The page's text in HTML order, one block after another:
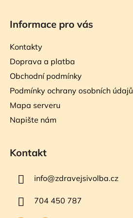
Informace pro vás
Kontakty
Doprava a platba
Obchodní podmínky
Podmínky ochrany osobních údajů
Mapa serveru
Napište nám
Kontakt
info@zdravejsivolba.cz
704 450 787